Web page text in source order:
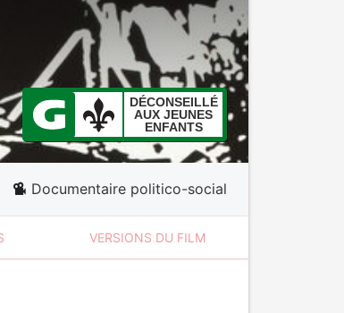
DÉCONSEILLÉ
AUX JEUNES
ENFANTS
Documentaire politico-social
VERSIONS DU FILM